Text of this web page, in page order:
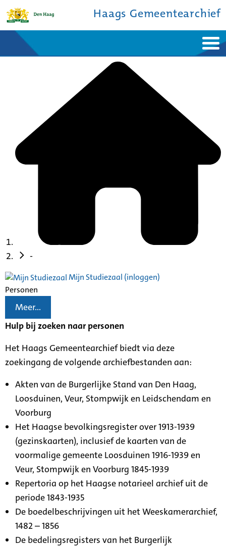
Haags Gemeentearchief
Bronnen en collecties
-
Mijn Studiezaal (inloggen)
Personen
Meer...
Hulp bij zoeken naar personen
Het Haags Gemeentearchief biedt via deze
zoekingang de volgende archiefbestanden aan:
Akten van de Burgerlijke Stand van Den Haag,
Loosduinen, Veur, Stompwijk en Leidschendam en
Voorburg
Het Haagse bevolkingsregister over 1913-1939
(gezinskaarten), inclusief de kaarten van de
voormalige gemeente Loosduinen 1916-1939 en
Veur, Stompwijk en Voorburg 1845-1939
Repertoria op het Haagse notarieel archief uit de
periode 1843-1935
De boedelbeschrijvingen uit het Weeskamerarchief,
1482 – 1856
De bedelingsregisters van het Burgerlijk